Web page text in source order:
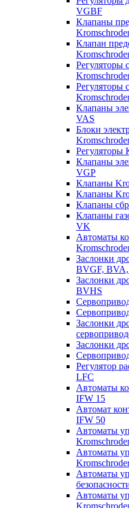
VGBF
Клапаны
Клапан
Регуляторы
Регуляторы
Клапаны
VAS
Блоки
Регуляторы
Клапаны
VGP
Клапаны
Клапаны
Клапаны
Клапаны
VK
Автоматы
Заслонки
BVGF,
Заслонки
BVHS
Заслонки
Заслонки
Регулятор
LFC
Автоматы
IFW 15
Автомат
IFW 50
Автоматы
Автоматы
Автоматы
Автоматы